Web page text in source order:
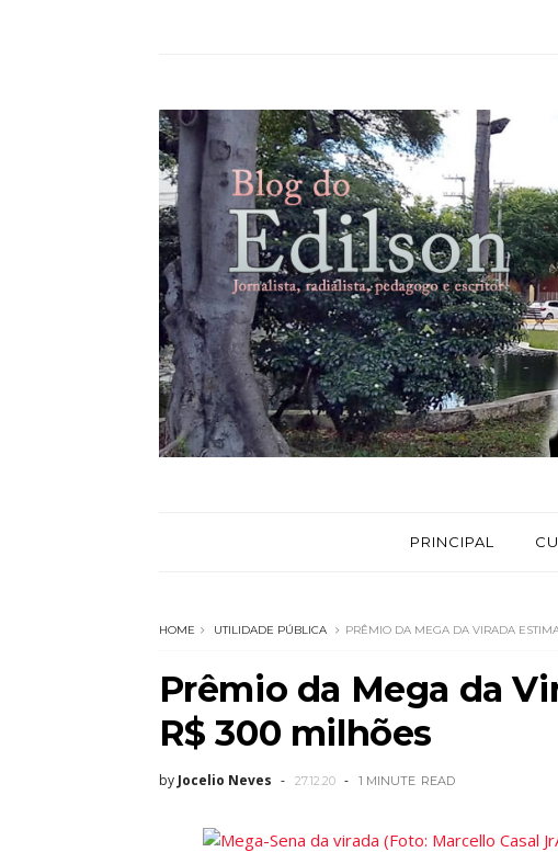
PRINCIPAL
HOME UTILIDADE PÚBLICA PRÊMIO DA MEGA DA VIRADA
Prêmio da Mega da
R$ 300 milhões
by Jocelio Neves 27.12.20 1 MINUTE READ